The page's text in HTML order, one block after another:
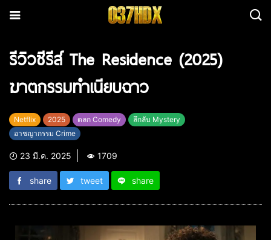
รีวิวซีรีส์ The Residence (2025)
ฆาตกรรมทำเนียบฉาว
Netflix 2025 ตลก Comedy
ลึกลับ Mystery
อาชญากรรม Crime
23 มี.ค. 2025 1709
share tweet share